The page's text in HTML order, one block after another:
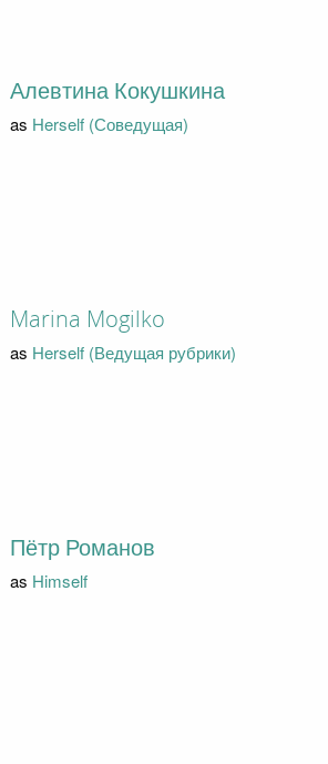
Алевтина Кокушкина
as Herself (Соведущая)
Marina Mogilko
as Herself (Ведущая рубрики)
Пётр Романов
as Himself